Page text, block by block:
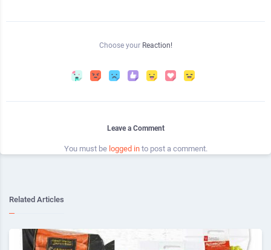
Choose your Reaction!
Leave a Comment
You must be logged into post a comment.
Related Articles